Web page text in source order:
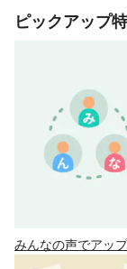
ピックアップ
みんなの声でアッ